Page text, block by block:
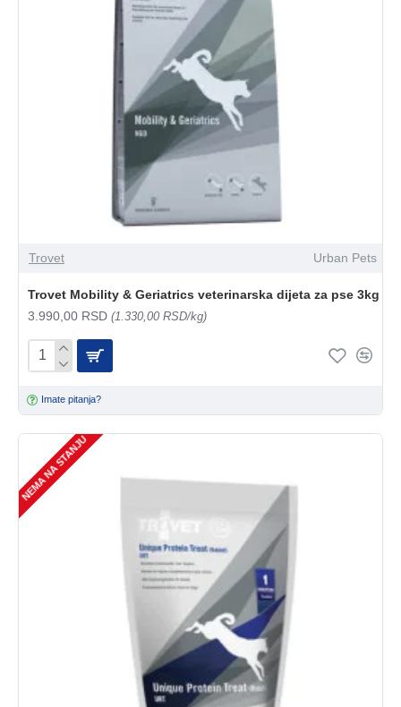
Trovet Urban Pets
Trovet Mobility & Geriatrics veterinarska dijeta za pse 3kg
3.990,00 RSD (1.330,00 RSD/kg)
Imate pitanja?
NEMA NA STANJU